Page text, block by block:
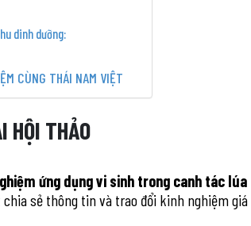
dinh dưỡng:
CÙNG THÁI NAM VIỆT
HỘI THẢO
ứng dụng vi sinh trong canh tác lúa
sẻ thông tin và trao đổi kinh nghiệm